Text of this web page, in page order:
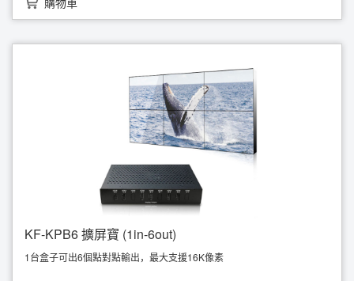
將電腦六個顯示變十二個顯示
溫馨提示→如使用低W主板請用外接電源
即插即用，快速安裝無需使用驅動
KF-KPB6 擴屏寶 (1in-6out)
1台盒子可出6個點對點輸出，最大支援16K像素